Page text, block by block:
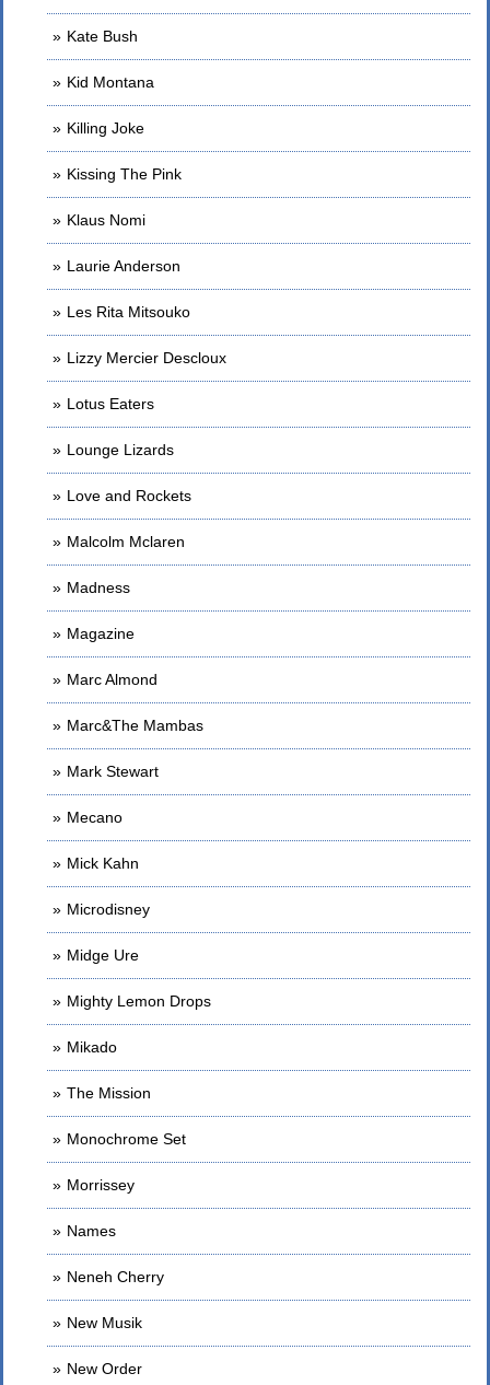
Kate Bush
Kid Montana
Killing Joke
Kissing The Pink
Klaus Nomi
Laurie Anderson
Les Rita Mitsouko
Lizzy Mercier Descloux
Lotus Eaters
Lounge Lizards
Love and Rockets
Malcolm Mclaren
Madness
Magazine
Marc Almond
Marc&The Mambas
Mark Stewart
Mecano
Mick Kahn
Microdisney
Midge Ure
Mighty Lemon Drops
Mikado
The Mission
Monochrome Set
Morrissey
Names
Neneh Cherry
New Musik
New Order